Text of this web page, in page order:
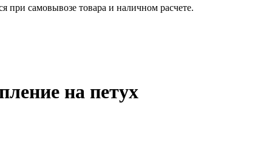
при самовывозе товара и наличном расчете.
на петух